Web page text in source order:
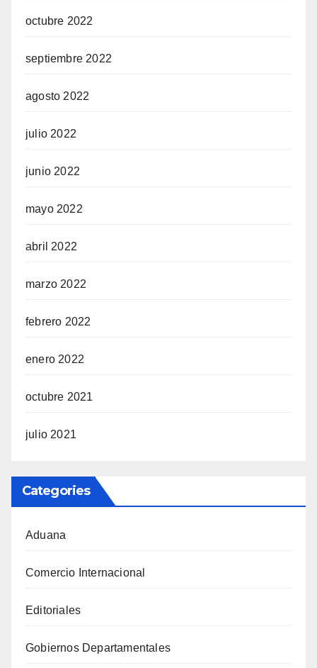
octubre 2022
septiembre 2022
agosto 2022
julio 2022
junio 2022
mayo 2022
abril 2022
marzo 2022
febrero 2022
enero 2022
octubre 2021
julio 2021
Categories
Aduana
Comercio Internacional
Editoriales
Gobiernos Departamentales